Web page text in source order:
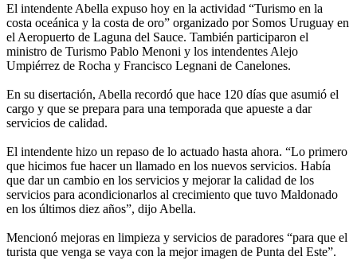
El intendente Abella expuso hoy en la actividad “Turismo en la
costa oceánica y la costa de oro” organizado por Somos Uruguay en
el Aeropuerto de Laguna del Sauce. También participaron el
ministro de Turismo Pablo Menoni y los intendentes Alejo
Umpiérrez de Rocha y Francisco Legnani de Canelones.
En su disertación, Abella recordó que hace 120 días que asumió el
cargo y que se prepara para una temporada que apueste a dar
servicios de calidad.
El intendente hizo un repaso de lo actuado hasta ahora. “Lo primero
que hicimos fue hacer un llamado en los nuevos servicios. Había
que dar un cambio en los servicios y mejorar la calidad de los
servicios para acondicionarlos al crecimiento que tuvo Maldonado
en los últimos diez años”, dijo Abella.
Mencionó mejoras en limpieza y servicios de paradores “para que el
turista que venga se vaya con la mejor imagen de Punta del Este”.